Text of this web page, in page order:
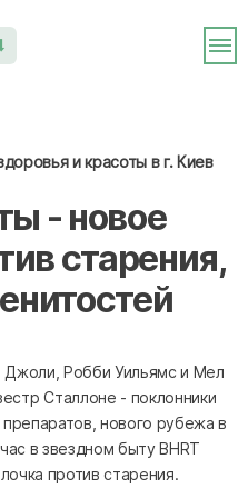
и красоты в г. Киев
- новое
старения,
Робби Уильямс и Мел
Сталлоне - поклонники
нового рубежа в
в звездном быту BHRT
против старения.